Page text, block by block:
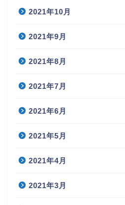
2021年10月
2021年9月
2021年8月
2021年7月
2021年6月
2021年5月
2021年4月
2021年3月